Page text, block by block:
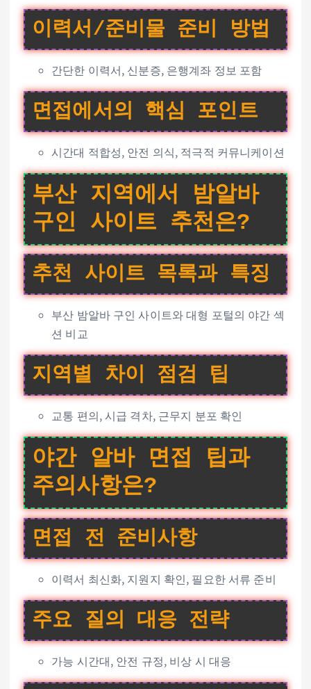
이력서/준비물 준비 방법
간단한 이력서, 신분증, 은행계좌 정보 포함
면접에서의 핵심 포인트
시간대 적합성, 안전 의식, 적극적 커뮤니케이션
부산 지역에서 밤알바
구인 사이트 추천은?
추천 사이트 목록과 특징
부산 밤알바 구인 사이트와 대형 포털의 야간 섹
션 비교
지역별 차이 점검 팁
교통 편의, 시급 격차, 근무지 분포 확인
야간 알바 면접 팁과
주의사항은?
면접 전 준비사항
이력서 최신화, 지원지 확인, 필요한 서류 준비
주요 질의 대응 전략
가능 시간대, 안전 규정, 비상 시 대응